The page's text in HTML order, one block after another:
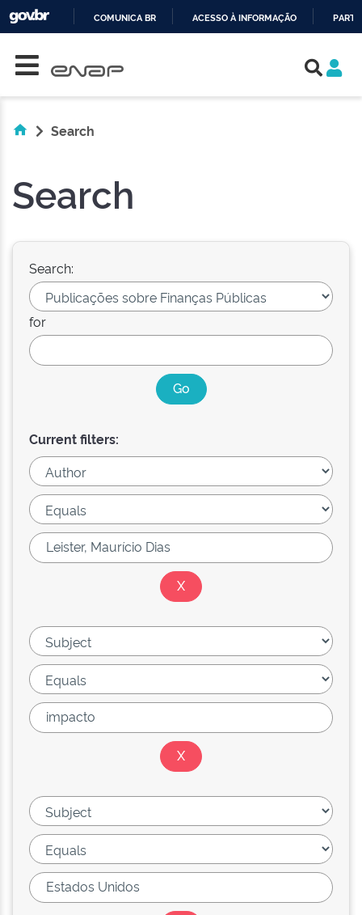
COMUNICA BR ACESSO À INFORMAÇÃO
Search
Search
Search:
for
Current filters: